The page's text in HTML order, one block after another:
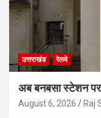
उत्तराखंड रेलवे
अब बनबसा स्टेशन
August 6, 2026 Raj